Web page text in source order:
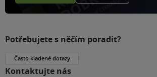
Potřebujete s něčím poradit?
Často kladené dotazy
Kontaktujte nás